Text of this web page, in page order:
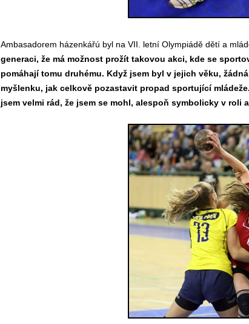
Ambasadorem házenkářú byl na VII. letní Olympiádě dětí a
generaci, že má možnost prožít takovou akci, kde se
pomáhají tomu druhému. Když jsem byl v jejich věku,
myšlenku, jak celkově pozastavit propad sportující
jsem velmi rád, že jsem se mohl, alespoň symbolicky v roli